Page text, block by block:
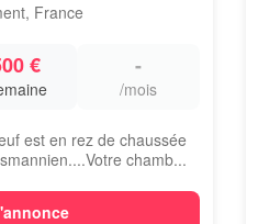
France
€ -
/mois
est en rez de chaussée
chamb...